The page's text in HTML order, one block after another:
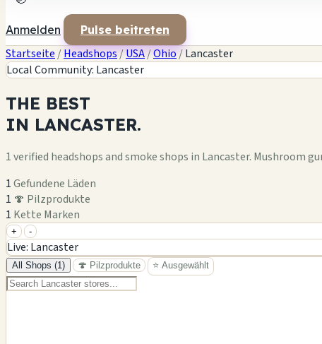
Anmelden Pulse beitreten
Startseite /Headshops/USA/Ohio/Lancaster
Local Community: Lancaster
THE BEST
IN LANCASTER.
1 verified headshops and smoke shops in Lancaster. Mushroom
1Gefundene Läden
1 🍄 Pilzprodukte
1 Kette Marken
+
−
+ -
Live: Lancaster
All Shops (1) 🍄 Pilzprodukte ⭐ Ausgewählt